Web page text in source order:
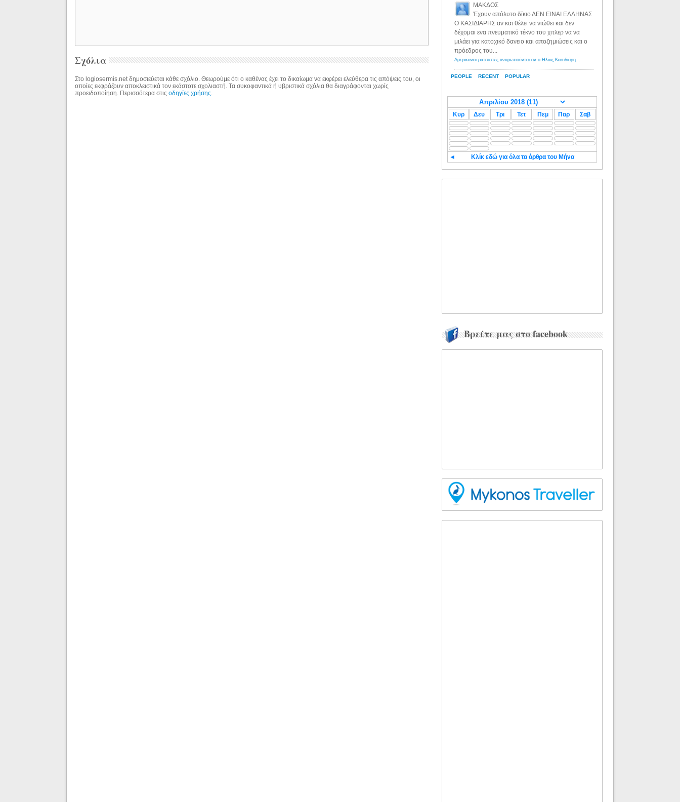
Σχόλια
Στο logiosermis.net δημοσιεύεται κάθε σχόλιο. Θεωρούμε ότι ο καθένας έχει το δικαίωμα να εκφέρει ελεύθερα τις απόψεις του, οι
οποίες εκφράζουν αποκλειστικά τον εκάστοτε σχολιαστή. Τα συκοφαντικά ή υβριστικά σχόλια θα διαγράφονται χωρίς
προειδοποίηση. Περισσότερα στιςοδηγίες χρήσης
PEOPLE RECENT POPULAR
ΜΑΚΔΟΣ
Έχουν απόλυτο δίκιο ΔΕΝ ΕΙΝΑΙ ΕΛΛΗΝΑΣ
Ο ΚΑΣΙΔΙΑΡΗΣ αν και θέλει να νιώθει και δεν
δέχομαι ενα πνευματικό τέκνο του χιτλερ να να
μιλάει για κατοχικό δανειο και αποζημιώσεις και ο
πρόεδρος του...
Αμερικανοί ρατσιστές αναρωτιούνται αν ο Ηλίας Κασιδιάρης ανήκει στη λευκή φυλή... - Λόγιος Ερμής
Κυρ Δευ Τρι Τετ Πεμ Παρ Σαβ
◄ Κλίκ εδώ για όλα τα άρθρα του Μήνα
Βρείτε μας στο facebook